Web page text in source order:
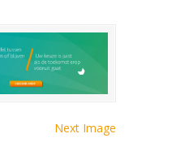
Next Image